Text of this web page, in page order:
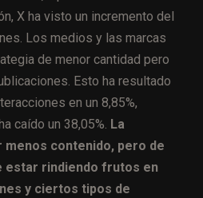
X ha visto un incremento del
Los medios y las marcas
de menor cantidad pero
Esto ha resultado
en un 8,85%,
caído un 38,05%. La
contenido, pero de
estar rindiendo frutos en
y ciertos tipos de